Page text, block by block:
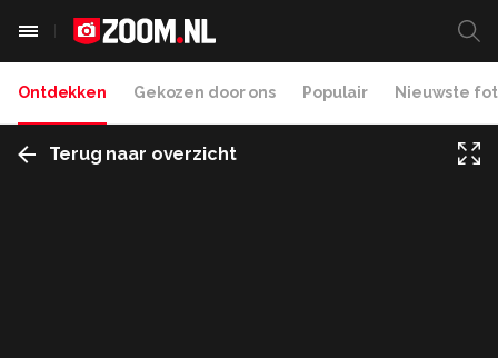
Ontdekken Gekozen door ons Populair Nieuwste
Terug naar overzicht